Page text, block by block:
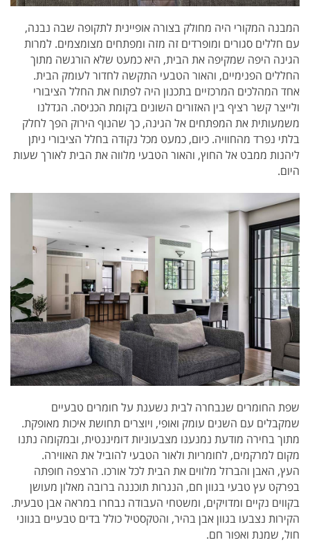
המבנה המקורי היה מחולק בצורה אופיינית לתקופה שבה נבנה,
עם חללים סגורים ומופרדים זה מזה ומפתחים מצומצמים. למרות
הגינה היפה שמקיפה את הבית, היא כמעט שלא הורגשה מתוך
החללים הפנימיים, והאור הטבעי התקשה לחדור לעומק הבית.
אחד המהלכים המרכזיים בתכנון היה לפתוח את החלל הציבורי
ולייצר קשר רציף בין האזורים השונים בקומת הכניסה. הגדלנו
משמעותית את המפתחים אל הגינה, כך שהנוף הירוק הפך לחלק
בלתי נפרד מהחוויה. כיום, כמעט מכל נקודה בחלל הציבורי ניתן
ליהנות ממבט אל החוץ, והאור הטבעי מלווה את הבית לאורך שעות
היום.
שפת החומרים שנבחרה לבית נשענת על חומרים טבעיים
שמקבלים עם השנים עומק ואופי, ויוצרים תחושת איכות מאופקת.
מתוך בחירה מודעת נמנענו מצבעוניות דומיננטית, ובמקומה נתנו
מקום למרקמים, לחומריות ולאור הטבעי להוביל את האווירה.
העץ, האבן והברזל מלווים את הבית לכל אורכו. הרצפה חופתה
בפרקט עץ טבעי בגוון חם, הנגרות תוכננה ברובה מאלון מעושן
בקווים נקיים ומדויקים, ומשטחי העבודה נבחרו במראה אבן טבעית.
הקירות נצבעו בגוון אבן בהיר, והטקסטיל כולל בדים טבעיים בגווני
חול, שמנת ואפור חם.